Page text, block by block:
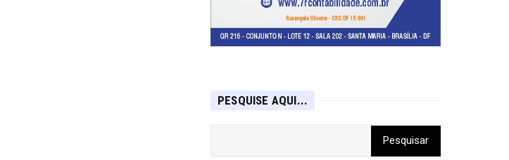
PESQUISE AQUI...